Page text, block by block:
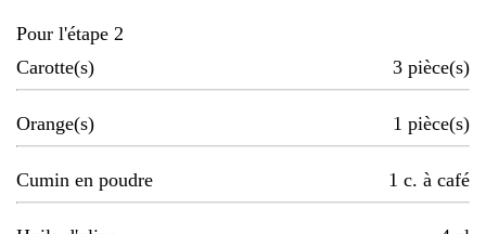
Pour l'étape 2
Carotte(s)
3 pièce(s)
Orange(s) 1 pièce(s)
Cumin en poudre 1 c. à café